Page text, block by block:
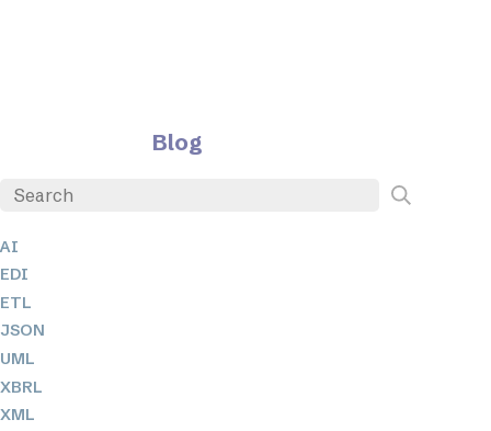
Blog
AI
EDI
ETL
JSON
UML
XBRL
XML